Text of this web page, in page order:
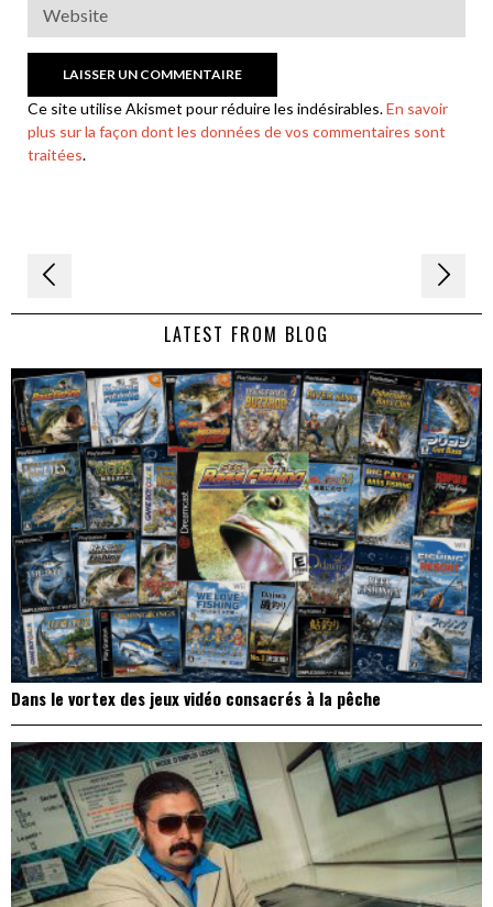
Ce site utilise Akismet pour réduire les indésirables.En savoir
plus sur la façon dont les données de vos commentaires sont
traitées.
Navigation
de LATEST FROM BLOG
Dans le vortex des jeux vidéo consacrés à la pêche